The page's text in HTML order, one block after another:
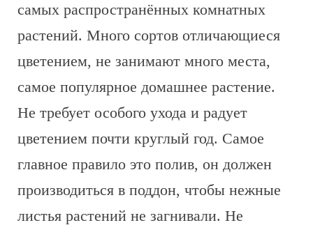
самых распространённых комнатных
растений. Много сортов отличающиеся
цветением, не занимают много места,
самое популярное домашнее растение.
Не требует особого ухода и радует
цветением почти круглый год. Самое
главное правило это полив, он должен
производиться в поддон, чтобы нежные
листья растений не загнивали. Не